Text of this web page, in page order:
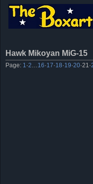
Hawk Mikoyan MiG-15
Page: 1 ·2 16·17·18·19·20·21 ·